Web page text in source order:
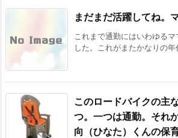
まだまだ活躍してね。
これまで通勤にはいわゆる
した。これがまたかなりの
このロードバイクの主
つ。一つは通勤。それ
向（ひなた）くんの保